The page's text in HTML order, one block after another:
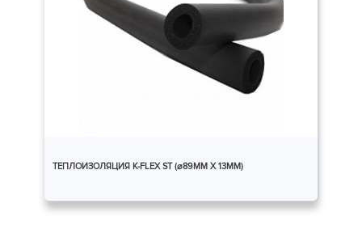
ТЕПЛОИЗОЛЯЦИЯ K-FLEX ST (⌀89ММ X 13ММ)